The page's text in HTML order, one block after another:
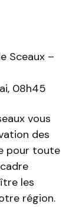
Sceaux –
08h45
vous
des
pour toute
les
région.